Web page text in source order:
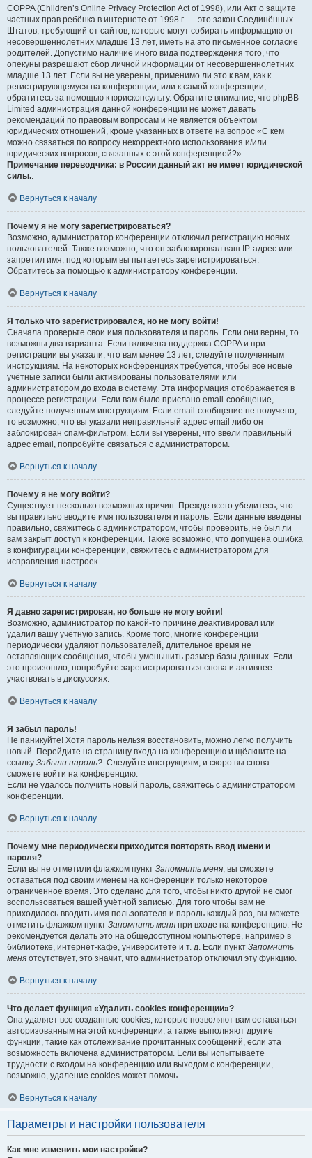
COPPA (Children’s Online Privacy Protection Act of 1998), или Акт о защите
частных прав ребёнка в интернете от 1998 г. — это закон Соединённых
Штатов, требующий от сайтов, которые могут собирать информацию от
несовершеннолетних младше 13 лет, иметь на это письменное согласие
родителей. Допустимо наличие иного вида подтверждения того, что
опекуны разрешают сбор личной информации от несовершеннолетних
младше 13 лет. Если вы не уверены, применимо ли это к вам, как к
регистрирующемуся на конференции, или к самой конференции,
обратитесь за помощью к юрисконсульту. Обратите внимание, что phpBB
Limited администрация данной конференции не может давать
рекомендаций по правовым вопросам и не является объектом
юридических отношений, кроме указанных в ответе на вопрос «С кем
можно связаться по вопросу некорректного использования и/или
юридических вопросов, связанных с этой конференцией?».
Примечание переводчика: в России данный акт не имеет юридической
силы..
Вернуться к началу
Почему я не могу зарегистрироваться?
Возможно, администратор конференции отключил регистрацию новых
пользователей. Также возможно, что он заблокировал ваш IP-адрес или
запретил имя, под которым вы пытаетесь зарегистрироваться.
Обратитесь за помощью к администратору конференции.
Вернуться к началу
Я только что зарегистрировался, но не могу войти!
Сначала проверьте свои имя пользователя и пароль. Если они верны, то
возможны два варианта. Если включена поддержка COPPA и при
регистрации вы указали, что вам менее 13 лет, следуйте полученным
инструкциям. На некоторых конференциях требуется, чтобы все новые
учётные записи были активированы пользователями или
администратором до входа в систему. Эта информация отображается в
процессе регистрации. Если вам было прислано email-сообщение,
следуйте полученным инструкциям. Если email-сообщение не получено,
то возможно, что вы указали неправильный адрес email либо он
заблокирован спам-фильтром. Если вы уверены, что ввели правильный
адрес email, попробуйте связаться с администратором.
Вернуться к началу
Почему я не могу войти?
Существует несколько возможных причин. Прежде всего убедитесь, что
вы правильно вводите имя пользователя и пароль. Если данные введены
правильно, свяжитесь с администратором, чтобы проверить, не был ли
вам закрыт доступ к конференции. Также возможно, что допущена ошибка
в конфигурации конференции, свяжитесь с администратором для
исправления настроек.
Вернуться к началу
Я давно зарегистрирован, но больше не могу войти!
Возможно, администратор по какой-то причине деактивировал или
удалил вашу учётную запись. Кроме того, многие конференции
периодически удаляют пользователей, длительное время не
оставляющих сообщения, чтобы уменьшить размер базы данных. Если
это произошло, попробуйте зарегистрироваться снова и активнее
участвовать в дискуссиях.
Вернуться к началу
Я забыл пароль!
Не паникуйте! Хотя пароль нельзя восстановить, можно легко получить
новый. Перейдите на страницу входа на конференцию и щёлкните на
ссылку Забыли пароль?. Следуйте инструкциям, и скоро вы снова
сможете войти на конференцию.
Если не удалось получить новый пароль, свяжитесь с администратором
конференции.
Вернуться к началу
Почему мне периодически приходится повторять ввод имени и
пароля?
Если вы не отметили флажком пункт Запомнить меня, вы сможете
оставаться под своим именем на конференции только некоторое
ограниченное время. Это сделано для того, чтобы никто другой не смог
воспользоваться вашей учётной записью. Для того чтобы вам не
приходилось вводить имя пользователя и пароль каждый раз, вы можете
отметить флажком пункт Запомнить меня при входе на конференцию. Не
рекомендуется делать это на общедоступном компьютере, например в
библиотеке, интернет-кафе, университете и т. д. Если пункт Запомнить
меня отсутствует, это значит, что администратор отключил эту функцию.
Вернуться к началу
Что делает функция «Удалить cookies конференции»?
Она удаляет все созданные cookies, которые позволяют вам оставаться
авторизованным на этой конференции, а также выполняют другие
функции, такие как отслеживание прочитанных сообщений, если эта
возможность включена администратором. Если вы испытываете
трудности с входом на конференцию или выходом с конференции,
возможно, удаление cookies может помочь.
Вернуться к началу
Параметры и настройки пользователя
Как мне изменить мои настройки?